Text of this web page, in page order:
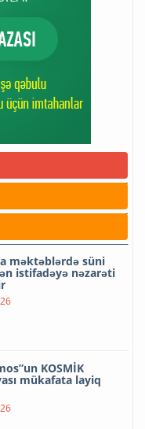
məktəblərdə süni
istifadəyə nəzarəti
KOSMİK
mükafata layiq